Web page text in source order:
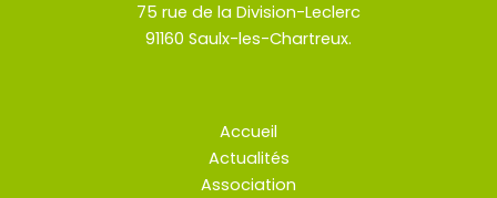
75 rue de la Division-Leclerc
91160 Saulx-les-Chartreux.
Accueil
Actualités
Association